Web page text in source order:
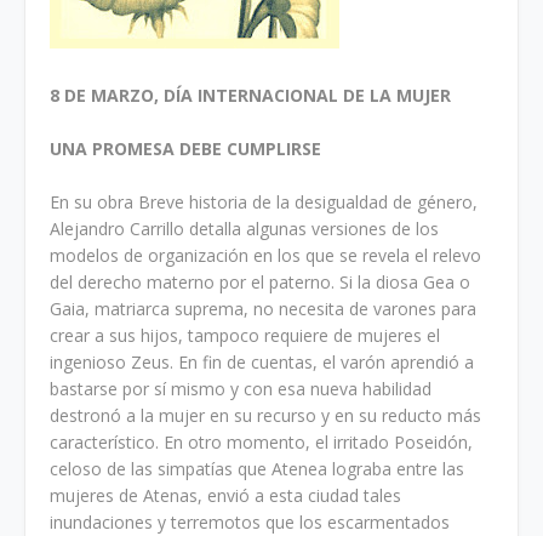
8 DE MARZO, DÍA INTERNACIONAL DE LA MUJER
UNA PROMESA DEBE CUMPLIRSE
En su obra Breve historia de la desigualdad de género,
Alejandro Carrillo detalla algunas versiones de los
modelos de organización en los que se revela el relevo
del derecho materno por el paterno. Si la diosa Gea o
Gaia, matriarca suprema, no necesita de varones para
crear a sus hijos, tampoco requiere de mujeres el
ingenioso Zeus. En fin de cuentas, el varón aprendió a
bastarse por sí mismo y con esa nueva habilidad
destronó a la mujer en su recurso y en su reducto más
característico. En otro momento, el irritado Poseidón,
celoso de las simpatías que Atenea lograba entre las
mujeres de Atenas, envió a esta ciudad tales
inundaciones y terremotos que los escarmentados